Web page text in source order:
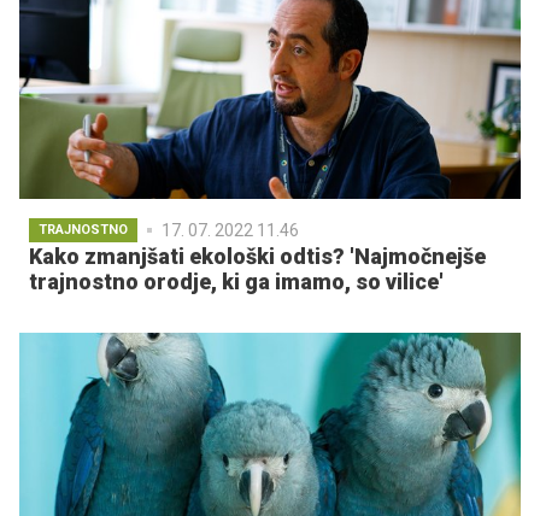
TRAJNOSTNO 17. 07. 2022 11.46
Kako zmanjšati ekološki odtis? 'Najmočnejše
trajnostno orodje, ki ga imamo, so vilice'